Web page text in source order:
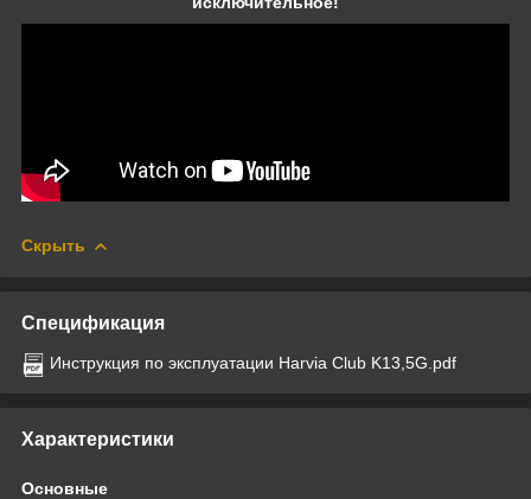
Скрыть
Спецификация
Инструкция по эксплуатации Harvia Club K13,5G.pdf
Характеристики
Основные